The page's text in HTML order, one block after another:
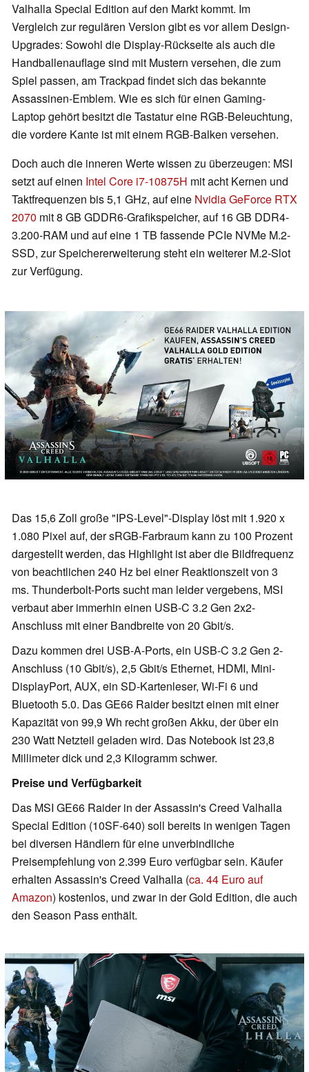
Valhalla Special Edition auf den Markt kommt. Im
Vergleich zur regulären Version gibt es vor allem Design-
Upgrades: Sowohl die Display-Rückseite als auch die
Handballenauflage sind mit Mustern versehen, die zum
Spiel passen, am Trackpad findet sich das bekannte
Assassinen-Emblem. Wie es sich für einen Gaming-
Laptop gehört besitzt die Tastatur eine RGB-Beleuchtung,
die vordere Kante ist mit einem RGB-Balken versehen.
Doch auch die inneren Werte wissen zu überzeugen: MSI
setzt auf einen Intel Core i7-10875H mit acht Kernen und
Taktfrequenzen bis 5,1 GHz, auf eine Nvidia GeForce RTX
2070 mit 8 GB GDDR6-Grafikspeicher, auf 16 GB DDR4-
3.200-RAM und auf eine 1 TB fassende PCIe NVMe M.2-
SSD, zur Speichererweiterung steht ein weiterer M.2-Slot
zur Verfügung.
Das 15,6 Zoll große "IPS-Level"-Display löst mit 1.920 x
1.080 Pixel auf, der sRGB-Farbraum kann zu 100 Prozent
dargestellt werden, das Highlight ist aber die Bildfrequenz
von beachtlichen 240 Hz bei einer Reaktionszeit von 3
ms. Thunderbolt-Ports sucht man leider vergebens, MSI
verbaut aber immerhin einen USB-C 3.2 Gen 2x2-
Anschluss mit einer Bandbreite von 20 Gbit/s.
Dazu kommen drei USB-A-Ports, ein USB-C 3.2 Gen 2-
Anschluss (10 Gbit/s), 2,5 Gbit/s Ethernet, HDMI, Mini-
DisplayPort, AUX, ein SD-Kartenleser, Wi-Fi 6 und
Bluetooth 5.0. Das GE66 Raider besitzt einen mit einer
Kapazität von 99,9 Wh recht großen Akku, der über ein
230 Watt Netzteil geladen wird. Das Notebook ist 23,8
Millimeter dick und 2,3 Kilogramm schwer.
Preise und Verfügbarkeit
Das MSI GE66 Raider in der Assassin's Creed Valhalla
Special Edition (10SF-640) soll bereits in wenigen Tagen
bei diversen Händlern für eine unverbindliche
Preisempfehlung von 2.399 Euro verfügbar sein. Käufer
erhalten Assassin's Creed Valhalla (ca. 44 Euro auf
Amazon) kostenlos, und zwar in der Gold Edition, die auch
den Season Pass enthält.